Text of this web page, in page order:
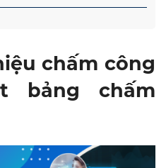
chấm công
bảng chấm